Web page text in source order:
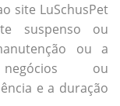
site LuSchusPet
suspenso ou
ou a
ou
e a duração